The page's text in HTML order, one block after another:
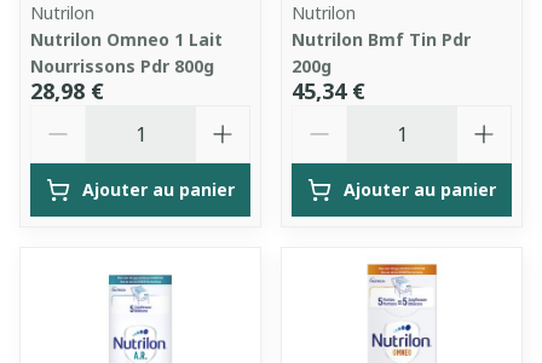
Nutrilon
Nutrilon Omneo 1 Lait
Nourrissons Pdr 800g
28,98 €
Ajouter au panier
Nutrilon
Nutrilon Bmf Tin Pdr
200g
45,34 €
Ajouter au panier